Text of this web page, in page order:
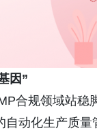
因”
合规领域站
动化生产质